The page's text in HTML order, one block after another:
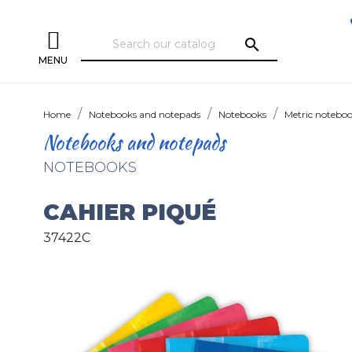
MENU
search
Home Notebooks and notepads Notebooks Metric
Notebooks and notepads
NOTEBOOKS
CAHIER PIQUÉ
37422C